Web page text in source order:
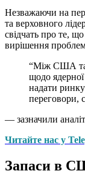
Незважаючи на
та верховного
свідчать про те,
вирішення
“Між США та
щодо ядерної
надати
переговори,
— зазначили
Читайте нас у
Запаси в